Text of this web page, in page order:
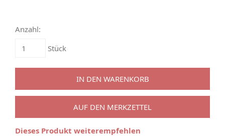
Anzahl:
Stück
IN DEN WARENKORB
AUF DEN MERKZETTEL
Dieses Produkt weiterempfehlen